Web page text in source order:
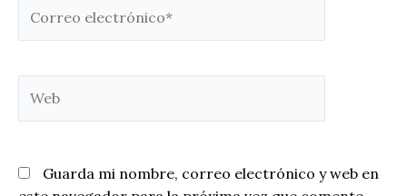
electrónico*
Guarda mi nombre, correo electrónico y web en